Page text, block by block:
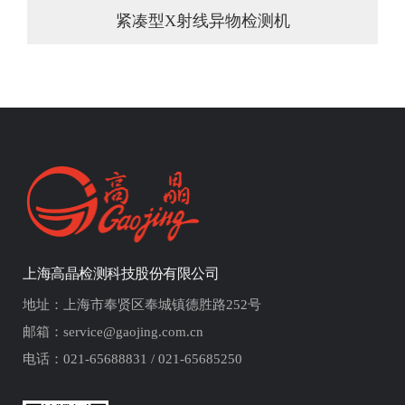
紧凑型X射线异物检测机
上海高晶检测科技股份有限公司
地址：上海市奉贤区奉城镇德胜路252号
邮箱：service@gaojing.com.cn
电话：021-65688831 / 021-65685250